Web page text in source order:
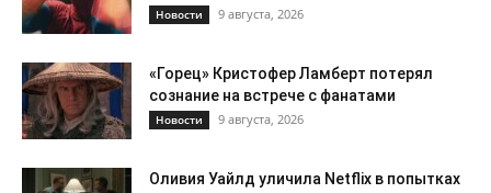
Новости 9 августа, 2026
«Горец» Кристофер Ламберт потерял
сознание на встрече с фанатами
Новости 9 августа, 2026
Оливия Уайлд уличила Netflix в попытках